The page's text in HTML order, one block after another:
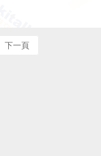
下一頁